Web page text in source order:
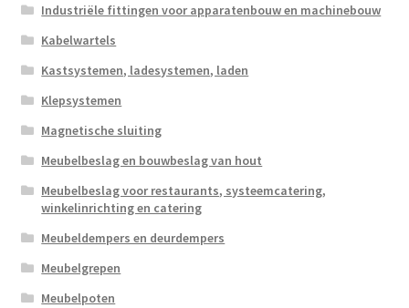
Industriële fittingen voor apparatenbouw en machinebouw
Kabelwartels
Kastsystemen, ladesystemen, laden
Klepsystemen
Magnetische sluiting
Meubelbeslag en bouwbeslag van hout
Meubelbeslag voor restaurants, systeemcatering,
winkelinrichting en catering
Meubeldempers en deurdempers
Meubelgrepen
Meubelpoten